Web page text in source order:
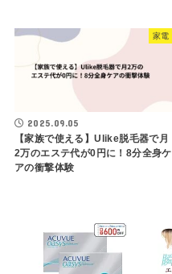
家電
2025.09.05
【家族で使える】Ulike脱毛器で月
2万のエステ代が0円に！8分全身ケ
アの衝撃体験